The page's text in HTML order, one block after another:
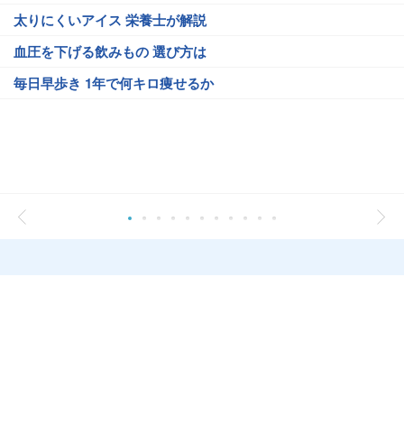
太りにくいアイス 栄養士が解説
血圧を下げる飲みもの 選び方は
毎日早歩き 1年で何キロ痩せるか